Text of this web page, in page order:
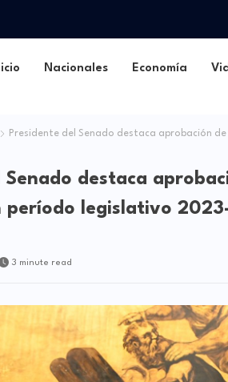
Nacionales Economía
Presidente del Senado destaca aprobación
Senado destaca
período legislativo
3 minute read